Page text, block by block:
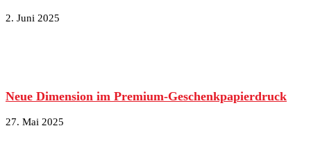
2. Juni 2025
Neue Dimension im Premium-Geschenkpapierdruck
27. Mai 2025